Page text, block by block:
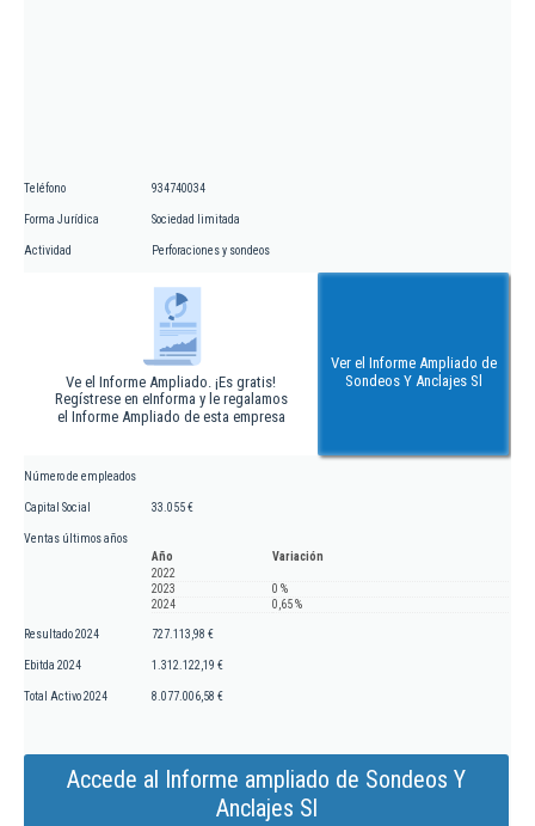
Teléfono 934740034
Forma Jurídica Sociedad limitada
Actividad Perforaciones y sondeos
Ve el Informe Ampliado. ¡Es gratis!
Regístrese en eInforma y le regalamos
el Informe Ampliado de esta empresa
Ver el Informe Ampliado de
Sondeos Y Anclajes Sl
Número de empleados
Capital Social 33.055 €
Ventas últimos años
Año
Variación
2022
2023
0 %
2024
0,65 %
Resultado 2024 727.113,98 €
Ebitda 2024 1.312.122,19 €
Total Activo 2024 8.077.006,58 €
Accede al Informe ampliado de Sondeos Y
Anclajes Sl